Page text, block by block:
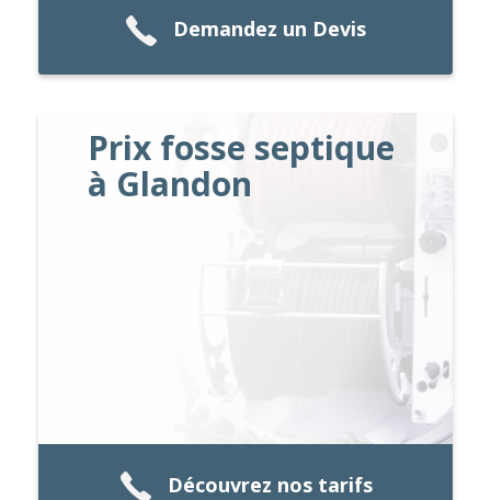
Demandez un Devis
Prix fosse septique
à Glandon
Découvrez nos tarifs